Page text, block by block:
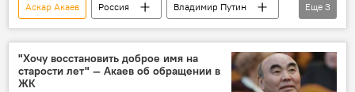
Аскар Акаев Россия
Владимир Путин
звание
наука указ
Еще 3
"Хочу восстановить доброе имя на
старости лет" — Акаев об обращении в
ЖК